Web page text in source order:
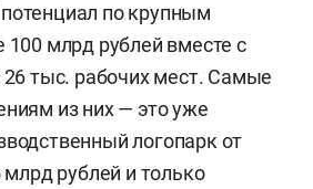
по крупным
млрд рублей вместе с
26 тыс. рабочих мест. Самые
из них — это уже
логопарк от
млрд рублей и только